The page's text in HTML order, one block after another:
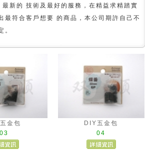
新的 技術及最好的服務，在精益求精踏實
符合客戶想要 的商品，本公司期許自己不
。
金包
03
DIY五金包
04